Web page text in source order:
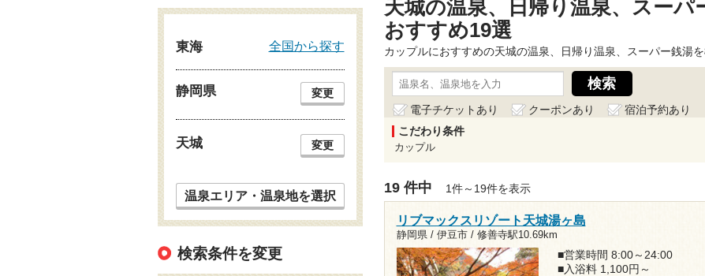
天城の温泉、日帰り温泉、スーパ
おすすめ19選
カップルにおすすめの天城の温泉、日帰り温泉、スーパー銭湯
電子チケットあり クーポンあり
宿泊予約あり
こだわり条件
カップル
19 件中 1件～19件を表示
リブマックスリゾート天城湯ヶ島
静岡県 / 伊豆市 / 修善寺駅10.69km
■営業時間 8:00～24:00
■入浴料 1,100円～
東海 全国から探す
静岡県 変更
天城 変更
温泉エリア・温泉地を選択
検索条件を変更